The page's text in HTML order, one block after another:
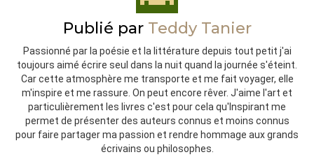
Publié par Teddy Tanier
Passionné par la poésie et la littérature depuis tout petit j'ai
toujours aimé écrire seul dans la nuit quand la journée s'éteint.
Car cette atmosphère me transporte et me fait voyager, elle
m'inspire et me rassure. On peut encore rêver. J'aime l'art et
particulièrement les livres c'est pour cela qu'Inspirant me
permet de présenter des auteurs connus et moins connus
pour faire partager ma passion et rendre hommage aux grands
écrivains ou philosophes.